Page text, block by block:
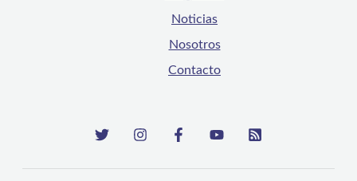
Noticias
Nosotros
Contacto